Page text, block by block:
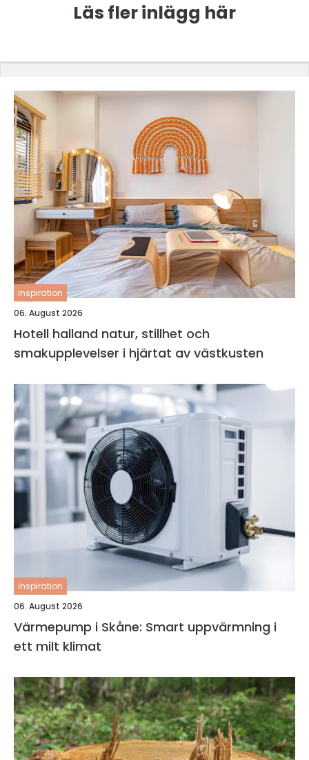
Läs fler inlägg här
inspiration
06. August 2026
Hotell halland natur, stillhet och
smakupplevelser i hjärtat av västkusten
inspiration
06. August 2026
Värmepump i Skåne: Smart uppvärmning i
ett milt klimat